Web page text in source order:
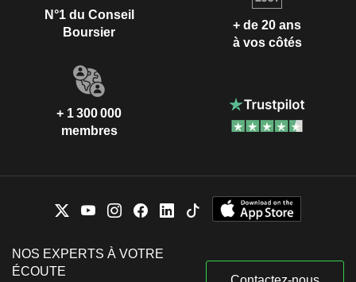
N°1 du Conseil
Boursier
+ de 20 ans
à vos côtés
+ 1 300 000
membres
NOS EXPERTS À VOTRE
ÉCOUTE